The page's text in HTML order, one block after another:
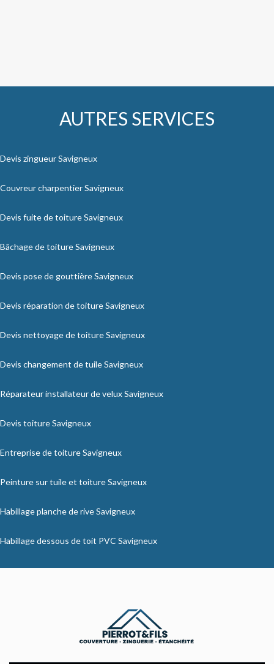
AUTRES SERVICES
Devis zingueur Savigneux
Couvreur charpentier Savigneux
Devis fuite de toiture Savigneux
Bâchage de toiture Savigneux
Devis pose de gouttière Savigneux
Devis réparation de toiture Savigneux
Devis nettoyage de toiture Savigneux
Devis changement de tuile Savigneux
Réparateur installateur de velux Savigneux
Devis toiture Savigneux
Entreprise de toiture Savigneux
Peinture sur tuile et toiture Savigneux
Habillage planche de rive Savigneux
Habillage dessous de toit PVC Savigneux